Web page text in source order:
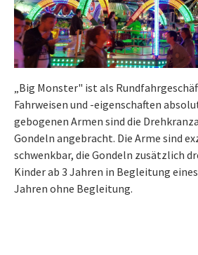
„Big Monster" ist als
Fahrweisen und -eigenschaften
gebogenen Armen sind die
Gondeln angebracht. Die Arme sind
schwenkbar, die Gondeln zusätzlich
Kinder ab 3 Jahren in Begleitung
Jahren ohne Begleitung.